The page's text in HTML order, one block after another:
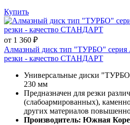
Купить
от 1 360 ₽
Алмазный диск тип "ТУРБО" серия
резки - качество СТАНДАРТ
Универсальные диски
230 мм
Предназначен для резки
(слабоармированных),
других материалов
Производитель: Южная